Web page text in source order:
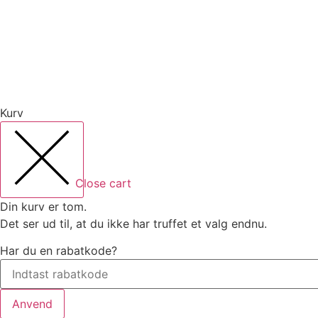
Kurv
Close cart
Din kurv er tom.
Det ser ud til, at du ikke har truffet et valg endnu.
Har du en rabatkode?
Anvend